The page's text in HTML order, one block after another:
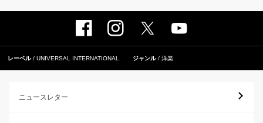
レーベル UNIVERSAL INTERNATIONAL ジャンル 洋楽
ニュースレター